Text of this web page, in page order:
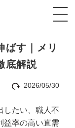
ばす｜メリ
底解説
2026/05/30
したい、職人不
益率の高い直需